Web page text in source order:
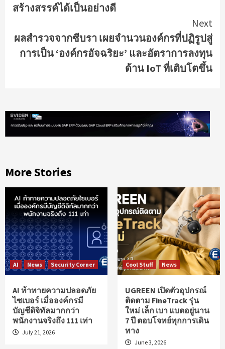
สร้างสรรค์ได้เป็นอย่างดี
Next
ผลสำรวจจากซีบรา เผยจำนวนองค์กรที่ปฏิรูปสู่
การเป็น ‘องค์กรอัจฉริยะ’ และอัตราการลงทุน
ด้าน IoT ที่เติบโตขึ้น
More Stories
AI News Security Corner
AI ท้าทายความปลอดภัย
ไซเบอร์ เมื่อองค์กรมี
บัญชีดิจิทัลมากกว่า
พนักงานจริงถึง 111 เท่า
July 21, 2026
Cool Stuff News
UGREEN เปิดตัวอุปกรณ์
ติดตาม FineTrack รุ่น
ใหม่ เล็ก เบา แบตอยู่นาน
7 ปี ตอบโจทย์ทุกการเดิน
ทาง
June 3, 2026